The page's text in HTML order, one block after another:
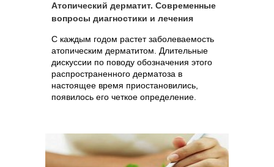
Атопический дерматит. Современные
вопросы диагностики и лечения
С каждым годом растет заболеваемость
атопическим дерматитом. Длительные
дискуссии по поводу обозначения этого
распространенного дерматоза в
настоящее время приостановились,
появилось его четкое определение.